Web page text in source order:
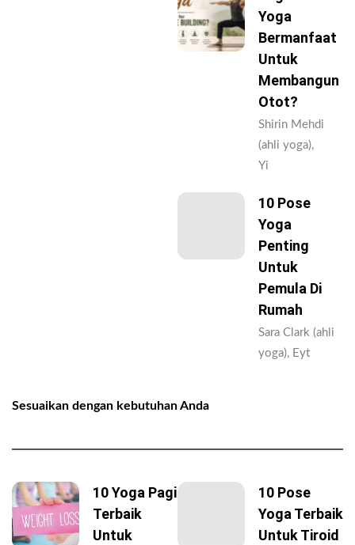
Yoga
Bermanfaat
Untuk
Membangun
Otot?
Shirin Mehdi
(ahli yoga),
Yi
10 Pose
Yoga
Penting
Untuk
Pemula Di
Rumah
Sara Clark (ahli
yoga), Eyt
Sesuaikan dengan kebutuhan Anda
10 Yoga Pagi
Terbaik
Untuk
10 Pose
Yoga Terbaik
Untuk Tiroid